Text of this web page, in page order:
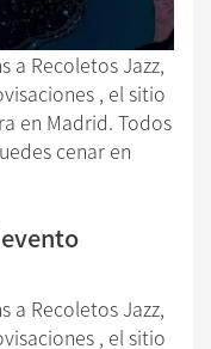
a Recoletos Jazz,
, el sitio
en Madrid. Todos
cenar en
a Recoletos Jazz,
, el sitio